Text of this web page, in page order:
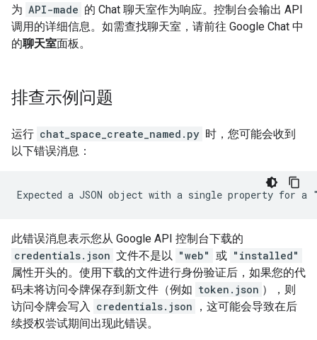
为 API-made 的 Chat 聊天室作为响应。控制台会输出 API
调用的详细信息。如需查找聊天室，请前往 Google Chat 中
的聊天室面板。
排查示例问题
运行 chat_space_create_named.py 时，您可能会收到
以下错误消息：
此错误消息表示您从 Google API 控制台下载的
credentials.json 文件不是以 "web" 或 "installed"
属性开头的。使用下载的文件进行身份验证后，如果您的代
码未将访问令牌保存到新文件（例如 token.json ），则
访问令牌会写入
credentials.json
，这可能会导致在后
续授权尝试期间出现此错误。